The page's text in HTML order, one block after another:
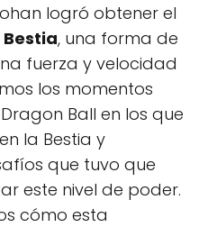
logró obtener el
, una forma de
fuerza y velocidad
los momentos
Ball en los que
la Bestia y
que tuvo que
este nivel de poder.
cómo esta